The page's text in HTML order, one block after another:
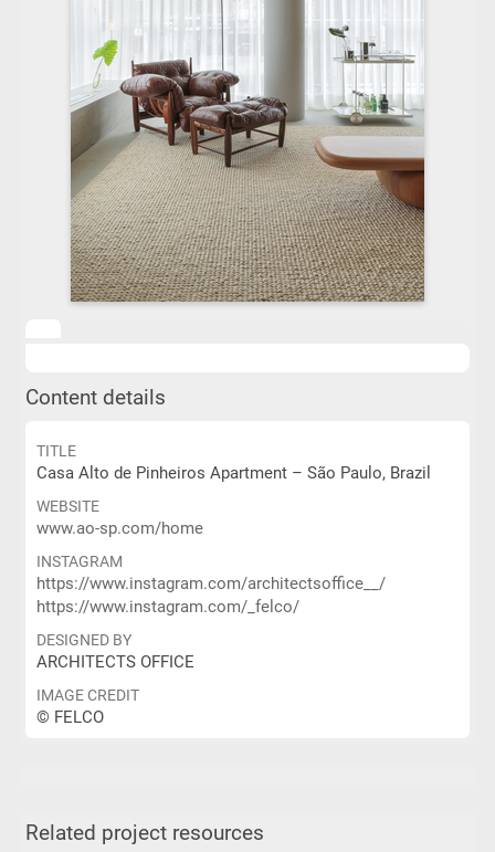
Content details
TITLE
Casa Alto de Pinheiros Apartment – São Paulo, Brazil
WEBSITE
www.ao-sp.com/home
INSTAGRAM
https://www.instagram.com/architectsoffice__/
https://www.instagram.com/_felco/
DESIGNED BY
ARCHITECTS OFFICE
IMAGE CREDIT
© FELCO
Related project resources